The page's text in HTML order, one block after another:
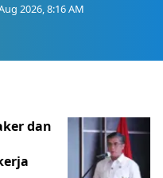
2026, 8:16 AM
dan